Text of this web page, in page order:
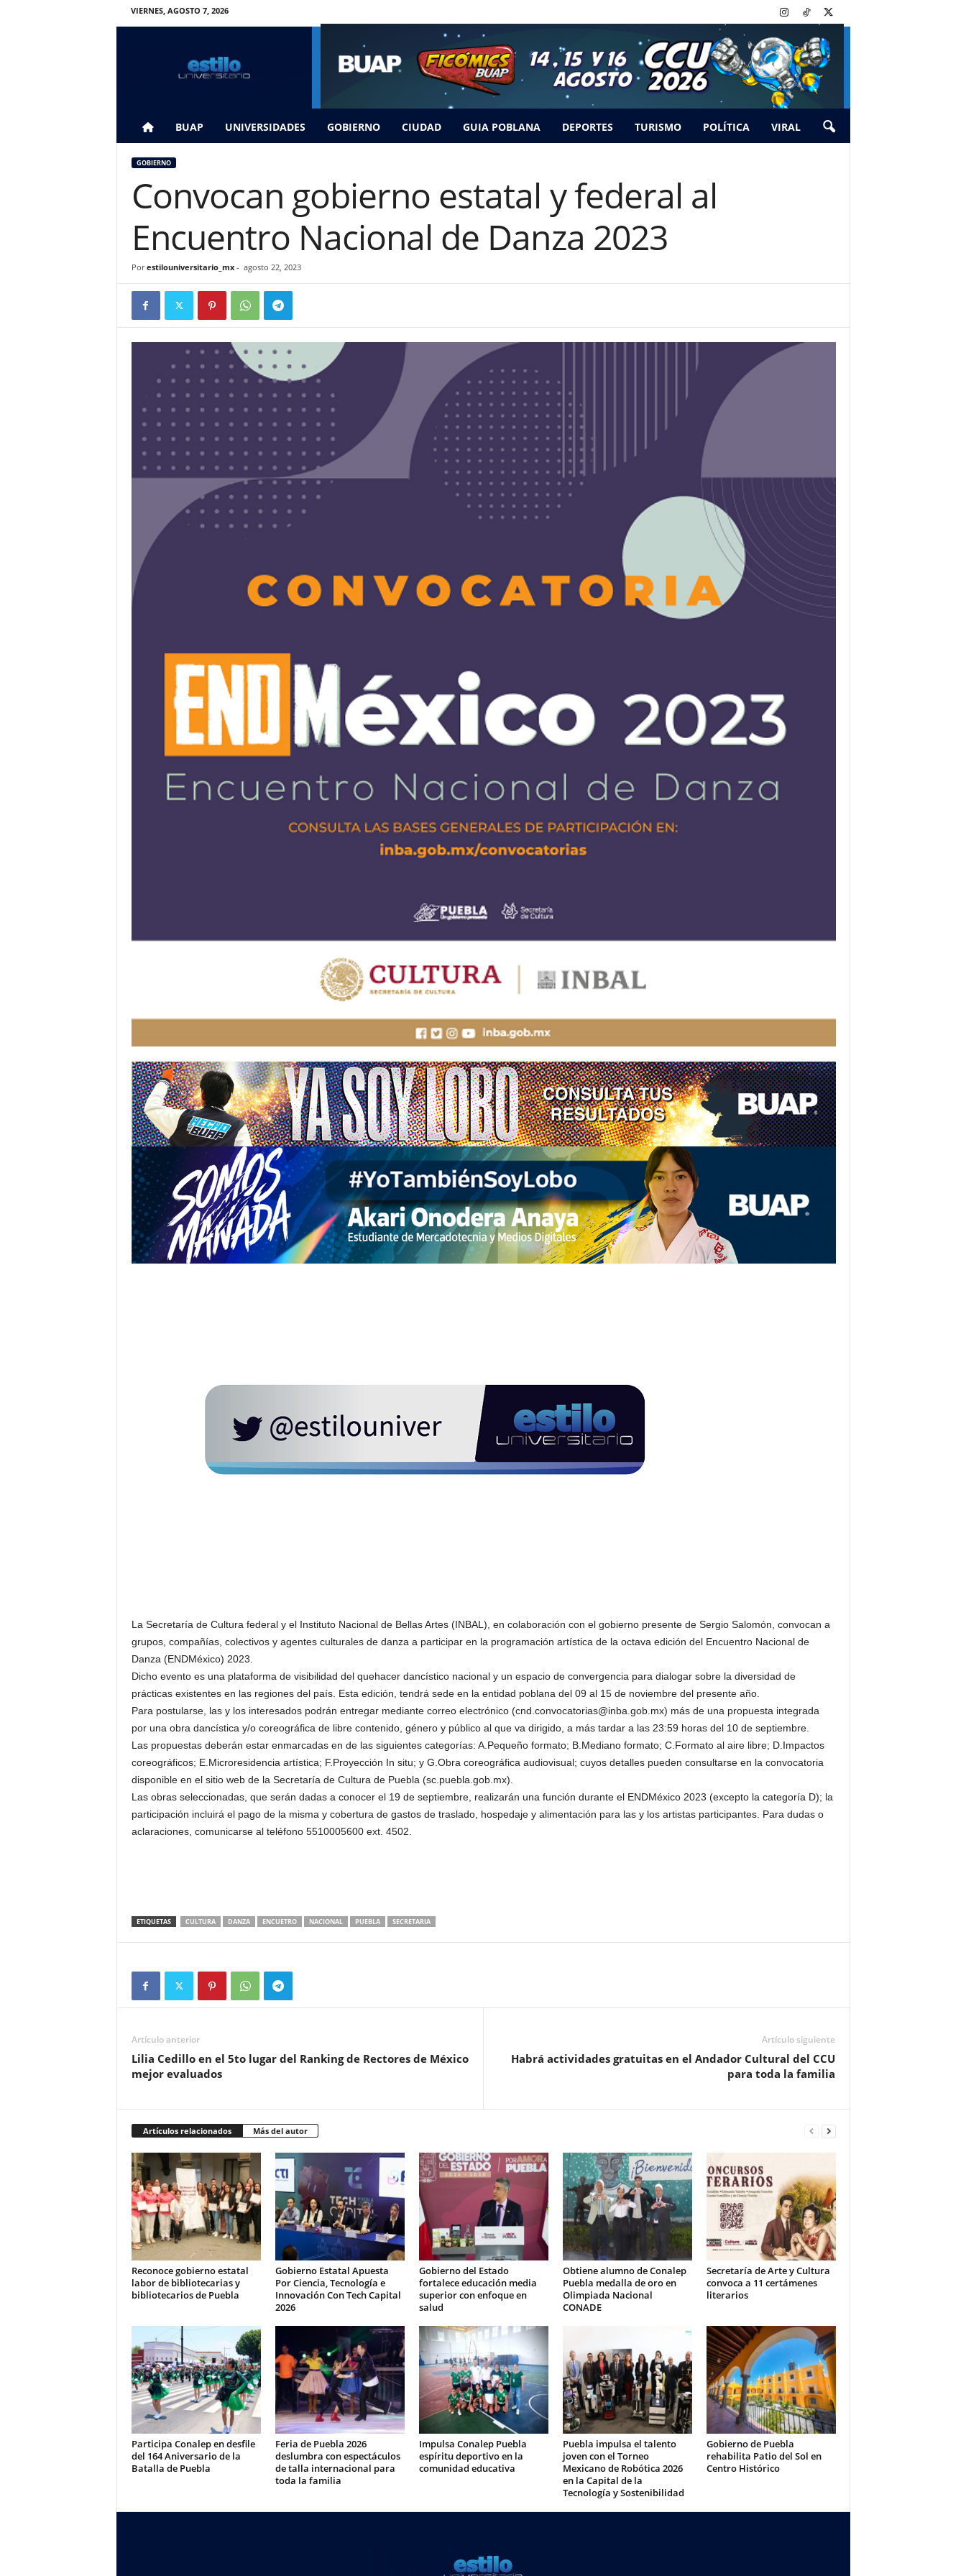
VIERNES, AGOSTO 7, 2026
BUAP UNIVERSIDADES GOBIERNO CIUDAD GUIA POBLANA DEPORTES TURISMO POLÍTICA VIRAL
GOBIERNO
Convocan gobierno estatal y federal al
Encuentro Nacional de Danza 2023
Por estilouniversitario_mx- agosto 22, 2023
La Secretaría de Cultura federal y el Instituto Nacional de Bellas Artes (INBAL), en colaboración con el gobierno presente de Sergio Salomón, convocan a
grupos, compañías, colectivos y agentes culturales de danza a participar en la programación artística de la octava edición del Encuentro Nacional de
Danza (ENDMéxico) 2023.
Dicho evento es una plataforma de visibilidad del quehacer dancístico nacional y un espacio de convergencia para dialogar sobre la diversidad de
prácticas existentes en las regiones del país. Esta edición, tendrá sede en la entidad poblana del 09 al 15 de noviembre del presente año.
Para postularse, las y los interesados podrán entregar mediante correo electrónico (cnd.convocatorias@inba.gob.mx) más de una propuesta integrada
por una obra dancística y/o coreográfica de libre contenido, género y público al que va dirigido, a más tardar a las 23:59 horas del 10 de septiembre.
Las propuestas deberán estar enmarcadas en de las siguientes categorías: A.Pequeño formato; B.Mediano formato; C.Formato al aire libre; D.Impactos
coreográficos; E.Microresidencia artística; F.Proyección In situ; y G.Obra coreográfica audiovisual; cuyos detalles pueden consultarse en la convocatoria
disponible en el sitio web de la Secretaría de Cultura de Puebla (sc.puebla.gob.mx).
Las obras seleccionadas, que serán dadas a conocer el 19 de septiembre, realizarán una función durante el ENDMéxico 2023 (excepto la categoría D); la
participación incluirá el pago de la misma y cobertura de gastos de traslado, hospedaje y alimentación para las y los artistas participantes. Para dudas o
aclaraciones, comunicarse al teléfono 5510005600 ext. 4502.
ETIQUETAS CULTURA DANZA ENCUETRO NACIONAL PUEBLA SECRETARIA
Artículo anterior
Lilia Cedillo en el 5to lugar del Ranking de Rectores de México
mejor evaluados
Artículo siguiente
Habrá actividades gratuitas en el Andador Cultural del CCU
para toda la familia
Artículos relacionados Más del autor
Reconoce gobierno estatal
labor de bibliotecarias y
bibliotecarios de Puebla
Gobierno Estatal Apuesta
Por Ciencia, Tecnología e
Innovación Con Tech Capital
2026
Gobierno del Estado
fortalece educación media
superior con enfoque en
salud
Obtiene alumno de Conalep
Puebla medalla de oro en
Olimpiada Nacional
CONADE
Secretaría de Arte y Cultura
convoca a 11 certámenes
literarios
Participa Conalep en desfile
del 164 Aniversario de la
Batalla de Puebla
Feria de Puebla 2026
deslumbra con espectáculos
de talla internacional para
toda la familia
Impulsa Conalep Puebla
espíritu deportivo en la
comunidad educativa
Puebla impulsa el talento
joven con el Torneo
Mexicano de Robótica 2026
en la Capital de la
Tecnología y Sostenibilidad
Gobierno de Puebla
rehabilita Patio del Sol en
Centro Histórico